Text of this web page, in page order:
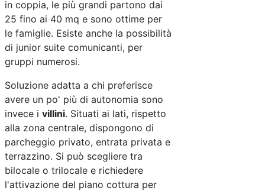
in coppia, le più grandi partono dai
25 fino ai 40 mq e sono ottime per
le famiglie. Esiste anche la possibilità
di junior suite comunicanti, per
gruppi numerosi.
Soluzione adatta a chi preferisce
avere un po' più di autonomia sono
invece i villini. Situati ai lati, rispetto
alla zona centrale, dispongono di
parcheggio privato, entrata privata e
terrazzino. Si può scegliere tra
bilocale o trilocale e richiedere
l'attivazione del piano cottura per